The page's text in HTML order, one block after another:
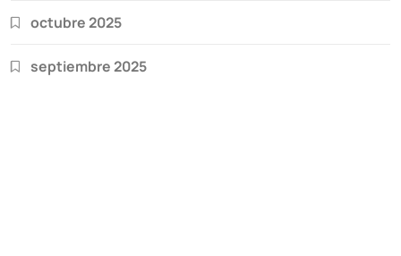
octubre 2025
septiembre 2025